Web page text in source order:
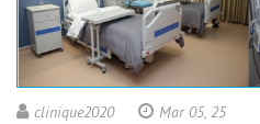
clinique2020 Mar 05, 25